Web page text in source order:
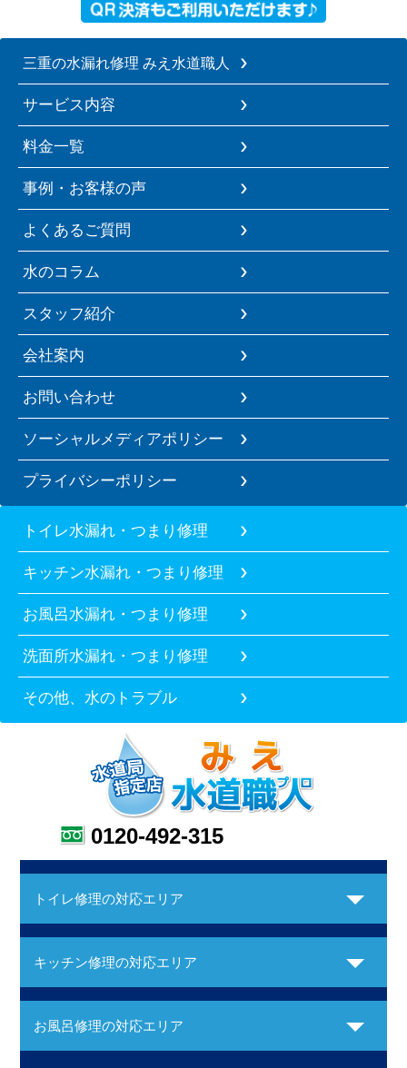
三重の水漏れ修理 みえ水道職人
サービス内容
料金一覧
事例・お客様の声
よくあるご質問
水のコラム
スタッフ紹介
会社案内
お問い合わせ
ソーシャルメディアポリシー
プライバシーポリシー
トイレ水漏れ・つまり修理
キッチン水漏れ・つまり修理
お風呂水漏れ・つまり修理
洗面所水漏れ・つまり修理
その他、水のトラブル
0120-492-315
トイレ修理の対応エリア
キッチン修理の対応エリア
お風呂修理の対応エリア